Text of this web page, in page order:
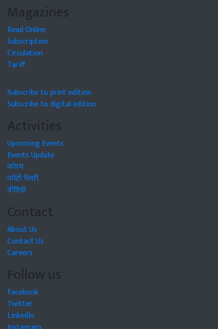
Magazines
Read Online
Subscription
Circulation
Tariff
Subscribe to print edition
Subscribe to digital edition
Activities
Upcoming Events
Events Update
फोरम
फोटो गैलरी
वीडियो
Contact
About Us
Contact Us
Careers
Follow us
Facebook
Twitter
LinkedIn